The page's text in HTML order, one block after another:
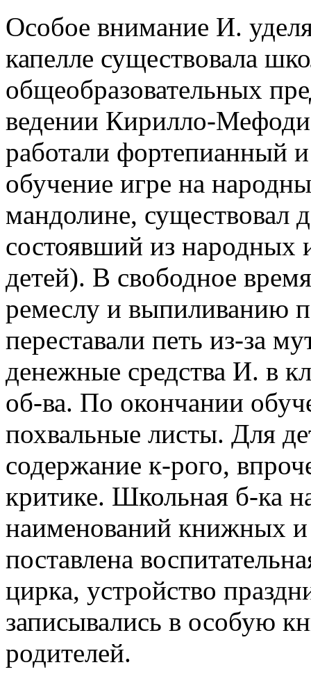
Особое внимание И.
капелле существовала
общеобразовательных
ведении Кирилло-
работали фортепианный
обучение игре на
мандолине, существовал
состоявший из народных
детей). В свободное
ремеслу и выпиливанию
переставали петь из-за
денежные средства И. в
об-ва. По окончании
похвальные листы. Для
содержание к-рого,
критике. Школьная б-ка
наименований книжных
поставлена
цирка, устройство
записывались в особую
родителей.